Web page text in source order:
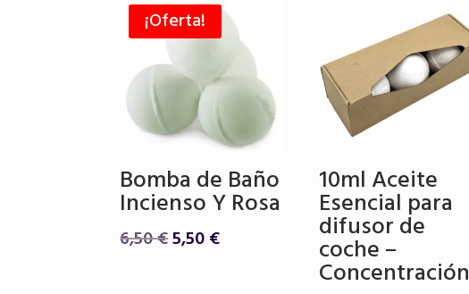
¡Oferta!
Bomba de Baño
Incienso Y Rosa
6,50€El
5,50€El
10ml Aceite
Esencial para
difusor de
coche –
Concentración